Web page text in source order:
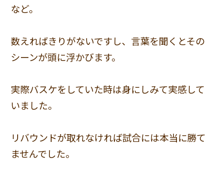
など。
数えればきりがないですし、言葉を聞くとその
シーンが頭に浮かびます。
実際バスケをしていた時は身にしみて実感して
いました。
リバウンドが取れなければ試合には本当に勝て
ませんでした。